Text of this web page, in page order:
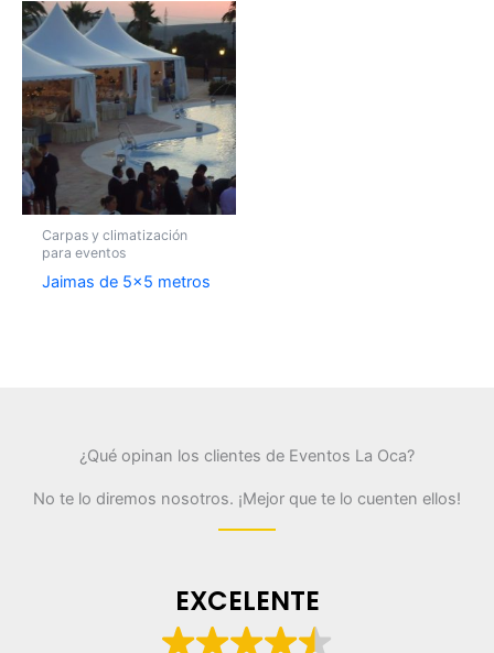
Carpas y climatización
para eventos
Jaimas de 5×5 metros
¿Qué opinan los clientes de Eventos La Oca?
No te lo diremos nosotros. ¡Mejor que te lo cuenten ellos!
EXCELENTE